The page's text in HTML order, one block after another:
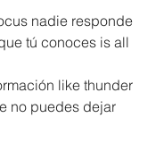
nadie responde
tú conoces is all
like thunder
no puedes dejar